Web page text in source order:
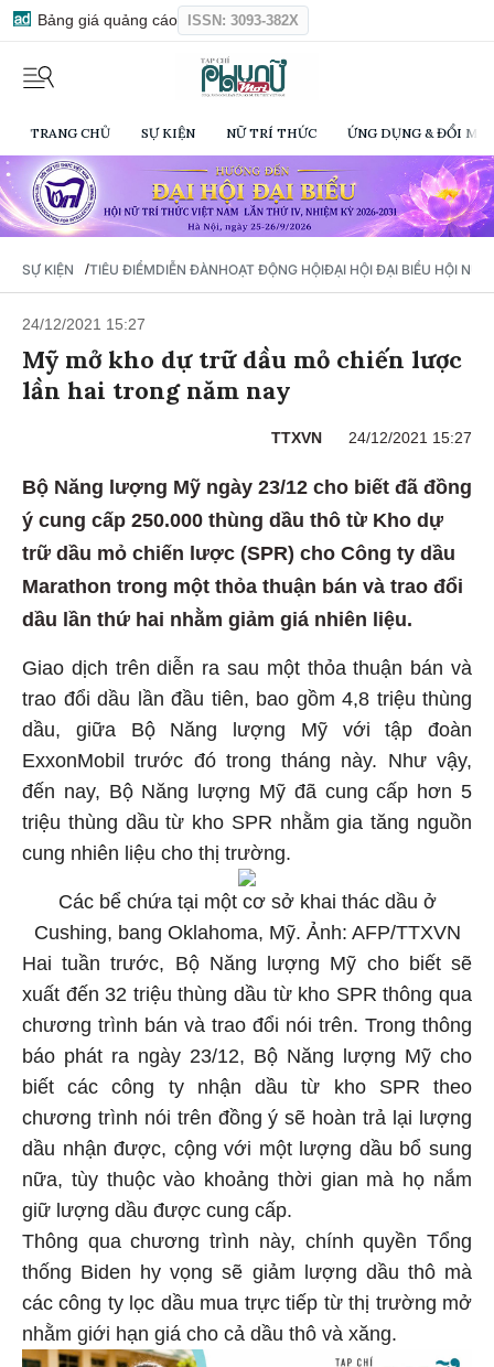
Bảng giá quảng cáo ISSN: 3093-382X
TRANG CHỦ SỰ KIỆN NỮ TRÍ THỨC ỨNG DỤNG & ĐỔI
SỰ KIỆN /TIÊU ĐIỂMDIỄN ĐÀNHOẠT ĐỘNG HỘIĐẠI HỘI ĐẠI BIỂU HỘI NỮ
24/12/2021 15:27
Mỹ mở kho dự trữ dầu mỏ chiến lược
lần hai trong năm nay
TTXVN 24/12/2021 15:27
Bộ Năng lượng Mỹ ngày 23/12 cho biết đã đồng
ý cung cấp 250.000 thùng dầu thô từ Kho dự
trữ dầu mỏ chiến lược (SPR) cho Công ty dầu
Marathon trong một thỏa thuận bán và trao đổi
dầu lần thứ hai nhằm giảm giá nhiên liệu.
Giao dịch trên diễn ra sau một thỏa thuận bán và
trao đổi dầu lần đầu tiên, bao gồm 4,8 triệu thùng
dầu, giữa Bộ Năng lượng Mỹ với tập đoàn
ExxonMobil trước đó trong tháng này. Như vậy,
đến nay, Bộ Năng lượng Mỹ đã cung cấp hơn 5
triệu thùng dầu từ kho SPR nhằm gia tăng nguồn
cung nhiên liệu cho thị trường.
Các bể chứa tại một cơ sở khai thác dầu ở
Cushing, bang Oklahoma, Mỹ. Ảnh: AFP/TTXVN
Hai tuần trước, Bộ Năng lượng Mỹ cho biết sẽ
xuất đến 32 triệu thùng dầu từ kho SPR thông qua
chương trình bán và trao đổi nói trên. Trong thông
báo phát ra ngày 23/12, Bộ Năng lượng Mỹ cho
biết các công ty nhận dầu từ kho SPR theo
chương trình nói trên đồng ý sẽ hoàn trả lại lượng
dầu nhận được, cộng với một lượng dầu bổ sung
nữa, tùy thuộc vào khoảng thời gian mà họ nắm
giữ lượng dầu được cung cấp.
Thông qua chương trình này, chính quyền Tổng
thống Biden hy vọng sẽ giảm lượng dầu thô mà
các công ty lọc dầu mua trực tiếp từ thị trường mở
nhằm giới hạn giá cho cả dầu thô và xăng.